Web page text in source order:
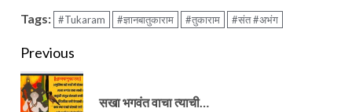
Tags: #Tukaram #ज्ञानबातुकाराम #तुकाराम #संत #अभंग
Continue
Previous
सखा भगवंत वाचा त्याची…